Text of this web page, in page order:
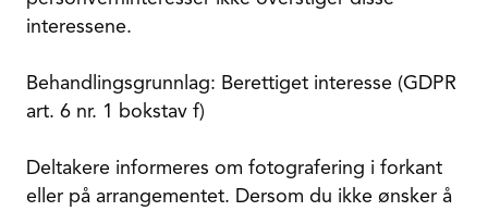
interessene.
Behandlingsgrunnlag: Berettiget interesse (GDPR
art. 6 nr. 1 bokstav f)
Deltakere informeres om fotografering i forkant
eller på arrangementet. Dersom du ikke ønsker å